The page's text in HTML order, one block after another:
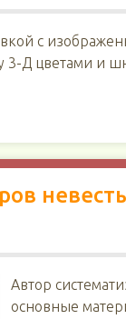
с
Д цветами и
Автор
основные